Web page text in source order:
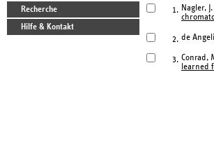
Recherche
Hilfe & Kontakt
1. Nagler,
2. de
3. Conrad,
learned